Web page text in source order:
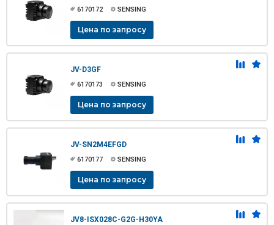
6170172 SENSING
Цена по запросу
JV-D3GF
6170173 SENSING
Цена по запросу
JV-SN2M4EFGD
6170177 SENSING
Цена по запросу
JV8-ISX028C-G2G-H30YA